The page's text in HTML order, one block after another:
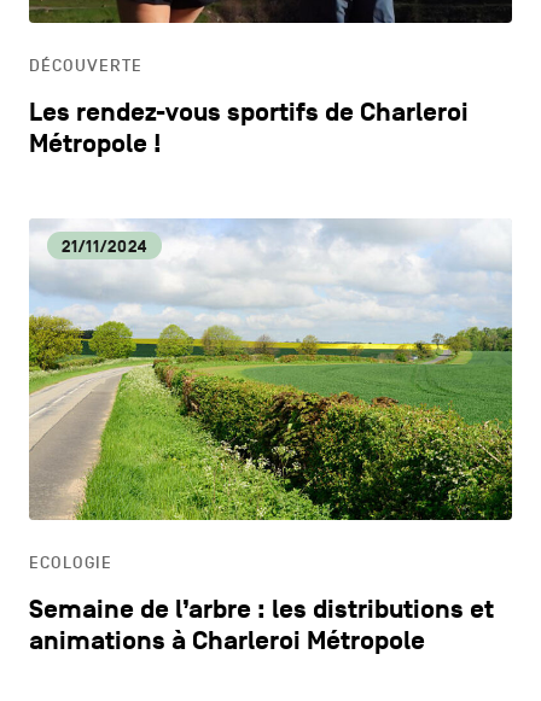
HORECA
LIFESTYLE
DÉCOUVERTE
Les rendez-vous sportifs de Charleroi
Métropole !
21/11/2024
ECOLOGIE
Semaine de l’arbre : les distributions et
animations à Charleroi Métropole